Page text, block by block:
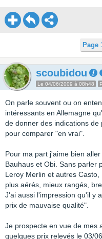
Page
scoubidou
Le 04/06/2009 à 08h48
On parle souvent ou on
intéressants en Allemagne
de donner des indications
pour comparer "en vrai".
Pour ma part j'aime bien
Bauhaus et Obi. Sans parler
Leroy Merlin et autres
plus aérés, mieux rangés,
J'ai aussi l'impression qu'il y
prix de mauvaise qualité".
Je prospecte en vue de mes
quelques prix relevés le 03/